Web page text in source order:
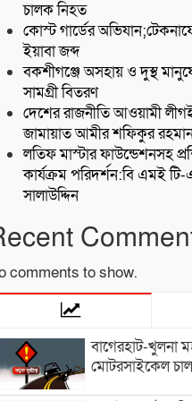
চালক নিহত
কোস্ট গার্ডের
ইয়াবা জব্দ
বকশীগঞ্জে অসহায় ও দুস্থ
সামগ্রী বিতরণ
দেশের রাজনীতি আওয়ামী
জামায়াত আমীর শফিকুর
লতিফ মাস্টার ফাউন্ডেশনসহ
কার্যক্রম পরিদর্শন:বি এমই
সালাউদ্দিন
comments to show.
বাগেরহাট-খুলনা
মোটরসাইকেল